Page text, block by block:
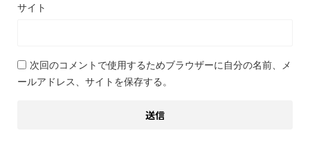
サイト
次回のコメントで使用するためブラウザーに自分の名前、メ
ールアドレス、サイトを保存する。